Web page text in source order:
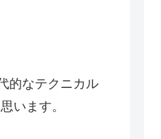
的なテクニカル
います。